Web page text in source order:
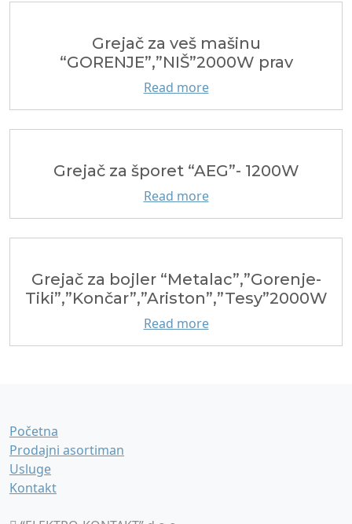
Grejač za veš mašinu
“GORENJE”,”NIŠ”2000W prav
Read more
Grejač za šporet “AEG”- 1200W
Read more
Grejač za bojler “Metalac”,”Gorenje-
Tiki”,”Končar”,”Ariston”,”Tesy”2000W
Read more
Početna
Prodajni asortiman
Usluge
Kontakt